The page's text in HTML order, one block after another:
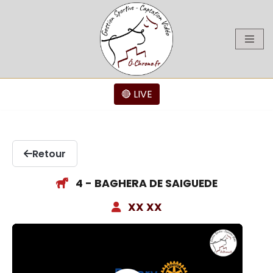
🔴 LIVE
Retour
4 - BAGHERA DE SAIGUEDE
XX XX